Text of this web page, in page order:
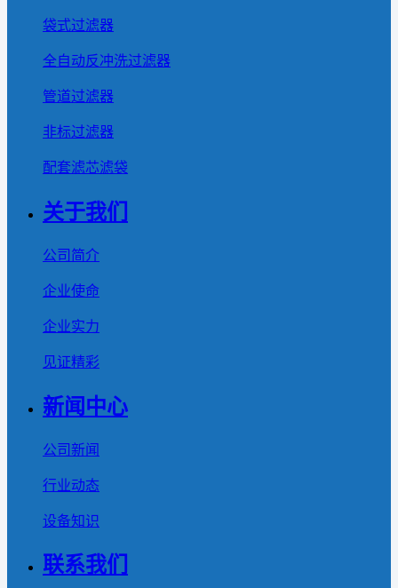
袋式过滤器
全自动反冲洗过滤器
管道过滤器
非标过滤器
配套滤芯滤袋
关于我们
公司简介
企业使命
企业实力
见证精彩
新闻中心
公司新闻
行业动态
设备知识
联系我们